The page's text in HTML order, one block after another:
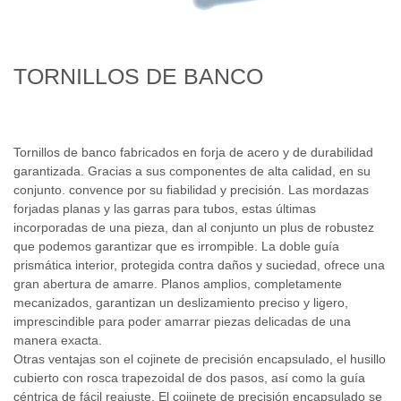
TORNILLOS DE BANCO
Tornillos de banco fabricados en forja de acero y de durabilidad
garantizada. Gracias a sus componentes de alta calidad, en su
conjunto. convence por su fiabilidad y precisión. Las mordazas
forjadas planas y las garras para tubos, estas últimas
incorporadas de una pieza, dan al conjunto un plus de robustez
que podemos garantizar que es irrompible. La doble guía
prismática interior, protegida contra daños y suciedad, ofrece
una gran abertura de amarre. Planos amplios, completamente
mecanizados, garantizan un deslizamiento preciso y ligero,
imprescindible para poder amarrar piezas delicadas de una
manera exacta.
Otras ventajas son el cojinete de precisión encapsulado, el
husillo cubierto con rosca trapezoidal de dos pasos, así como la
guía céntrica de fácil reajuste. El cojinete de precisión